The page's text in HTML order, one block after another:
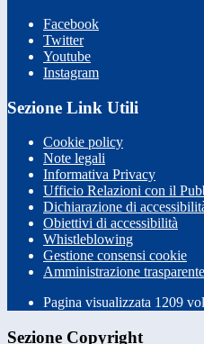
Facebook
Twitter
Youtube
Instagram
Sezione Link Utili
Cookie policy
Note legali
Informativa Privacy
Ufficio Relazioni con il
Dichiarazione di
Obiettivi di accessibilità
Whistleblowing
Gestione consensi cookie
Amministrazione trasparente
Pagina visualizzata 1209
Sezione Copyright